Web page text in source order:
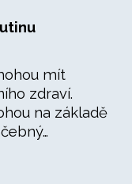
mít
zdraví.
na základě